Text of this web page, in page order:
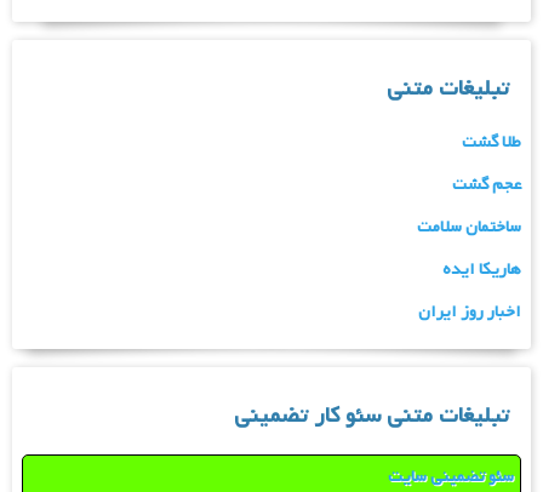
تبلیغات متنی
طلا گشت
عجم گشت
ساختمان سلامت
هاریکا ایده
اخبار روز ایران
تبلیغات متنی سئو کار تضمینی
سئو تضمینی سایت